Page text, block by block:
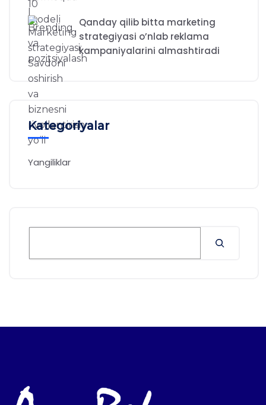
Qanday qilib bitta marketing
strategiyasi o’nlab reklama
kampaniyalarini almashtiradi
Kategoriyalar
Yangiliklar